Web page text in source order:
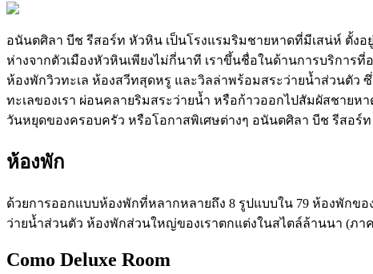
อนันตศิลา บีช รีสอร์ท หัวหิน เป็นโรงแรมริมชายหาดที่มีเสน่ห์ ตั้งอ
ห่างจากตัวเมืองหัวหินเพียงไม่กี่นาที เราขึ้นชื่อในด้านการบริกา
ห้องพักวิวทะเล ห้องสวีทสุดหรู และวิลล่าพร้อมสระว่ายน้ำส่วนตัว
ทะเลของเรา ผ่อนคลายริมสระว่ายน้ำ หรือก้าวออกไปสัมผัสชา
วันหยุดของครอบครัว หรือโอกาสพิเศษต่างๆ อนันตศิลา บีช รีสอ
ห้องพัก
ด้วยการออกแบบห้องพักที่หลากหลายถึง 8 รูปแบบใน 79 ห้องพักข
ว่ายน้ำส่วนตัว ห้องพักส่วนใหญ่ของเราตกแต่งในสไตล์ล้านนา (ภ
Como Deluxe Room